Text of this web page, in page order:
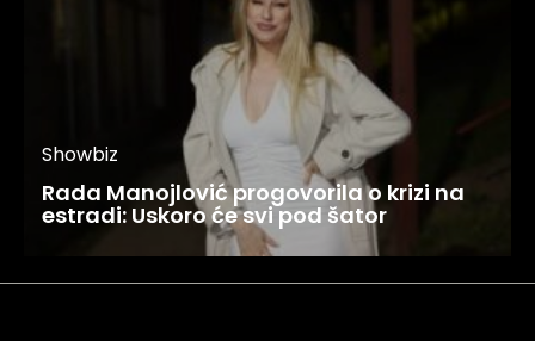
Showbiz
Rada Manojlović progovorila o krizi na
estradi: Uskoro će svi pod šator